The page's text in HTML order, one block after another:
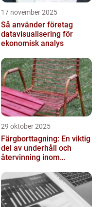
17 november 2025
Så använder företag
datavisualisering för
ekonomisk analys
29 oktober 2025
Färgborttagning: En viktig
del av underhåll och
återvinning inom